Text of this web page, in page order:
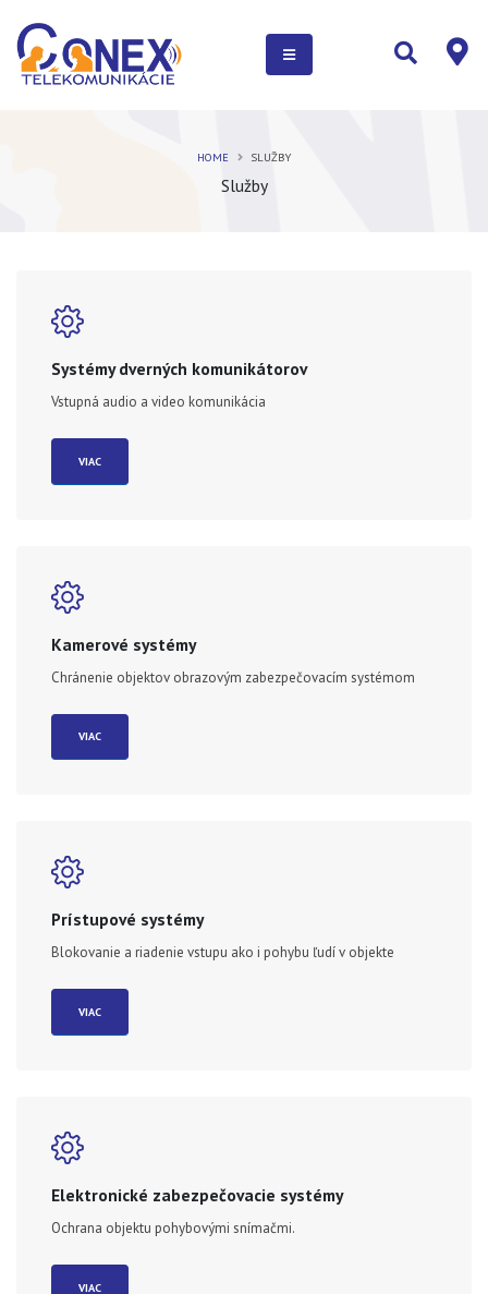
Služby
HOME SLUŽBY
Systémy dverných komunikátorov
Vstupná audio a video komunikácia
VIAC
Kamerové systémy
Chránenie objektov obrazovým zabezpečovacím systémom
VIAC
Prístupové systémy
Blokovanie a riadenie vstupu ako i pohybu ľudí v objekte
VIAC
Elektronické zabezpečovacie systémy
Ochrana objektu pohybovými snímačmi.
VIAC